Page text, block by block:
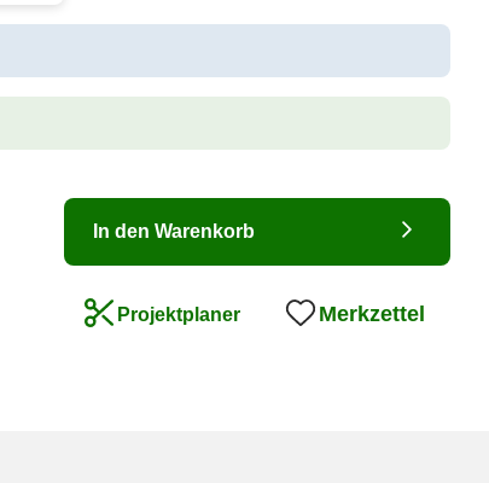
In den Warenkorb
Projektplaner Merkzettel